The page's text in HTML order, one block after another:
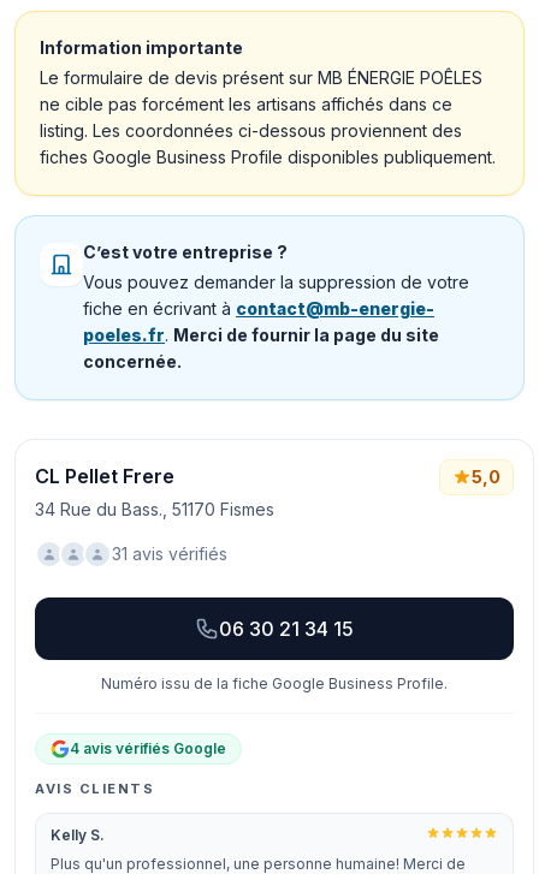
Information importante
Le formulaire de devis présent sur MB ÉNERGIE POÊLES
ne cible pas forcément les artisans affichés dans ce
listing. Les coordonnées ci-dessous proviennent des
fiches Google Business Profile disponibles publiquement.
C’est votre entreprise ?
Vous pouvez demander la suppression de votre
fiche en écrivant à contact@mb-energie-
poeles.fr. Merci de fournir la page du site
concernée.
CL Pellet Frere
34 Rue du Bass., 51170 Fismes
5,0
31 avis vérifiés
06 30 21 34 15
Numéro issu de la fiche Google Business Profile.
4 avis vérifiés Google
AVIS CLIENTS
Kelly S.
Plus qu'un professionnel, une personne humaine! Merci de